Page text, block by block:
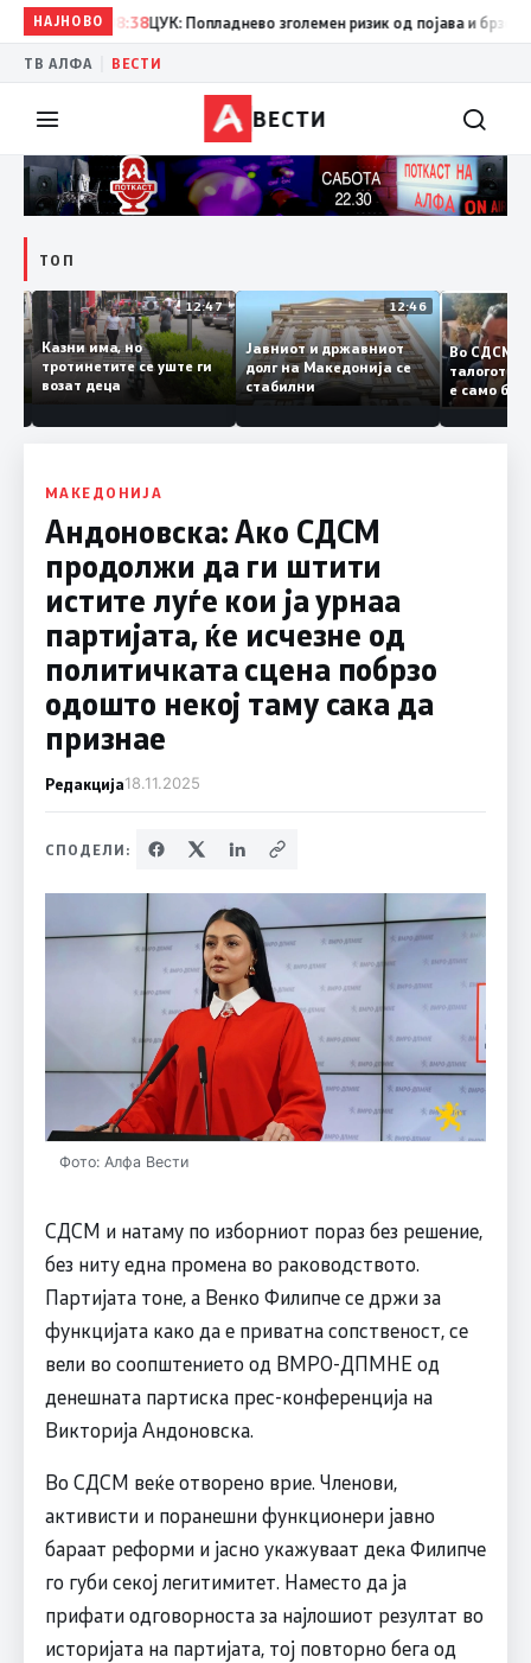
НАЈНОВО
08:38 ЦУК: Попладнево зголемен ризик од појава и брзо
ТВ АЛФА ВЕСТИ
ВЕСТИ
ТОП
12:50
и
12:47
Казни има, но
тротинетите се уште ги
возат деца
12:46
Јавниот и државниот
долг на Македонија се
стабилни
Во
е само
копија
Заев
МАКЕДОНИЈА
Андоновска: Ако СДСM
продолжи да ги штити
истите луѓе кои ја урнаа
партијата, ќе исчезне од
политичката сцена побрзо
одошто некој таму сака да
признае
Редакција18.11.2025
СПОДЕЛИ:
Фото: Алфа Вести
СДСM и натаму по изборниот пораз без решение,
без ниту една промена во раководството.
Партијата тоне, а Венко Филипче се држи за
функцијата како да е приватна сопственост, се
вели во соопштението од ВМРО-ДПМНЕ од
денешната партиска прес-конференција на
Викторија Андоновска.
Во СДСM веќе отворено врие. Членови,
активисти и поранешни функционери јавно
бараат реформи и јасно укажуваат дека Филипче
го губи секој легитимитет. Наместо да ја
прифати одговорноста за најлошиот резултат во
историјата на партијата, тој повторно бега од